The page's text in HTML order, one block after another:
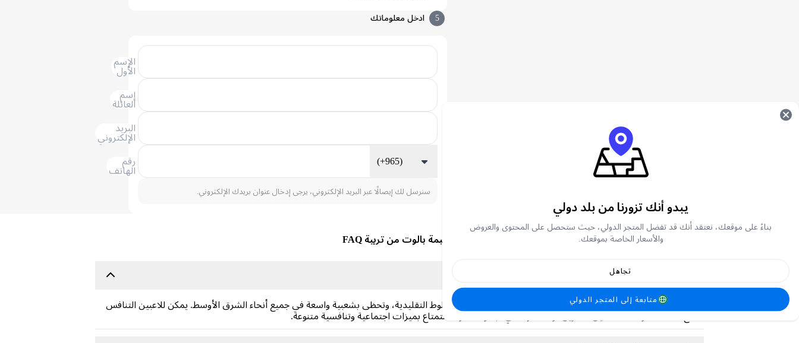
5 ادخل معلوماتك
الإسم
الأول
إسم
العائلة
البريد
الإلكتروني
رقم
الهاتف
(+965)
سنرسل لك إيصالًا عبر البريد الإلكتروني، يرجى إدخال عنوان بريدك الإلكتروني.
قسيمة بالوت من تربية FAQ
عن تربية البلوت
لعبة تربية البلوط هي لعبة ورق إلكترونية شهيرة مستوحاة من لعبة البلوط التقليدية، وتحظى بشعبية واسعة في جميع أنحاء الشرق الأوسط. يمكن للاعبين التنافس
مع الأصدقاء والمستخدمين الآخرين، والمشاركة في البطولات، والاستمتاع بميزات اجتماعية وتنافسية متنوعة.
يبدو أنك تزورنا من بلد دولي
بناءً على موقعك، نعتقد أنك قد تفضل المتجر الدولي، حيث ستحصل على المحتوى والعروض
والأسعار الخاصة بموقعك.
تجاهل
متابعة إلى المتجر الدولي